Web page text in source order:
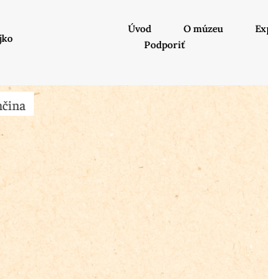
Úvod O múzeu
Podporiť